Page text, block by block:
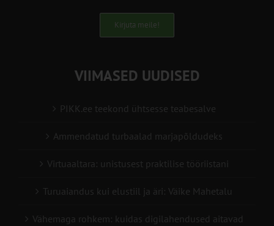
Kirjuta meile!
VIIMASED UUDISED
PIKK.ee teekond ühtsesse teabesalve
Ammendatud turbaalad marjapõldudeks
Virtuaaltara: unistusest praktilise tööriistani
Turuaiandus kui elustiil ja äri: Väike Mahetalu
Vähemaga rohkem: kuidas digilahendused aitavad